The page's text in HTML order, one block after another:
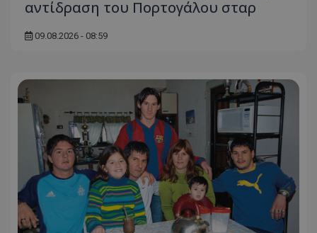
αντίδραση του Πορτογάλου σταρ
09.08.2026 - 08:59